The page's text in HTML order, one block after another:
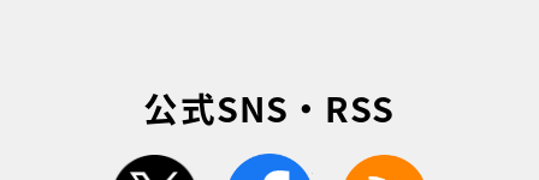
公式SNS・RSS
twitter facebook